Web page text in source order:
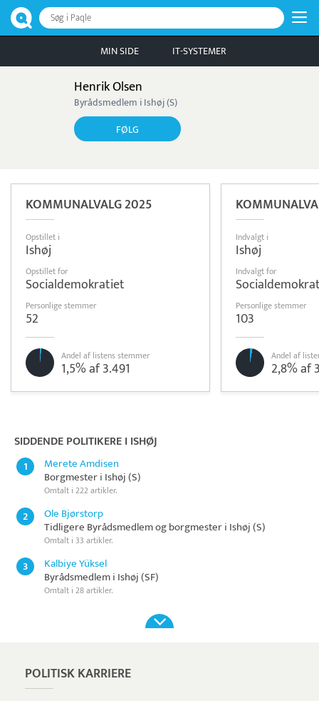
Søg i Paqle
MIN SIDE IT-SYSTEMER
Henrik Olsen
Byrådsmedlem i Ishøj (S)
FØLG
KOMMUNALVALG 2025
Opstillet i
Ishøj
Opstillet for
Socialdemokratiet
Personlige stemmer
52
Andel af listens stemmer
1,5% af 3.491
Indvalgt i
Ishøj
Indvalgt for
Personlige stemmer
103
Andel af
2,8% af
SIDDENDE POLITIKERE I ISHØJ
1 Merete Amdisen
Borgmester i Ishøj (S)
Omtalt i 222 artikler.
2 Ole Bjørstorp
Tidligere Byrådsmedlem og borgmester i Ishøj (S)
Omtalt i 33 artikler.
3 Kalbiye Yüksel
Byrådsmedlem i Ishøj (SF)
Omtalt i 28 artikler.
POLITISK KARRIERE